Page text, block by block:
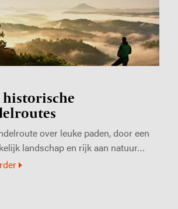
historische
over leuke paden, door een
landschap en rijk aan natuur…